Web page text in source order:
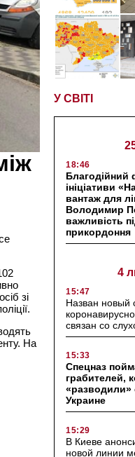
зі
На
У СВІТІ
18:46
Благодійний
ініціативи
вантаж для
Володимир
важливість
прикордоння
4
15:47
Назван новый
связан со
15:33
Спецназ
грабителей,
«разводили»
Украине
15:29
В Киеве
новой линии